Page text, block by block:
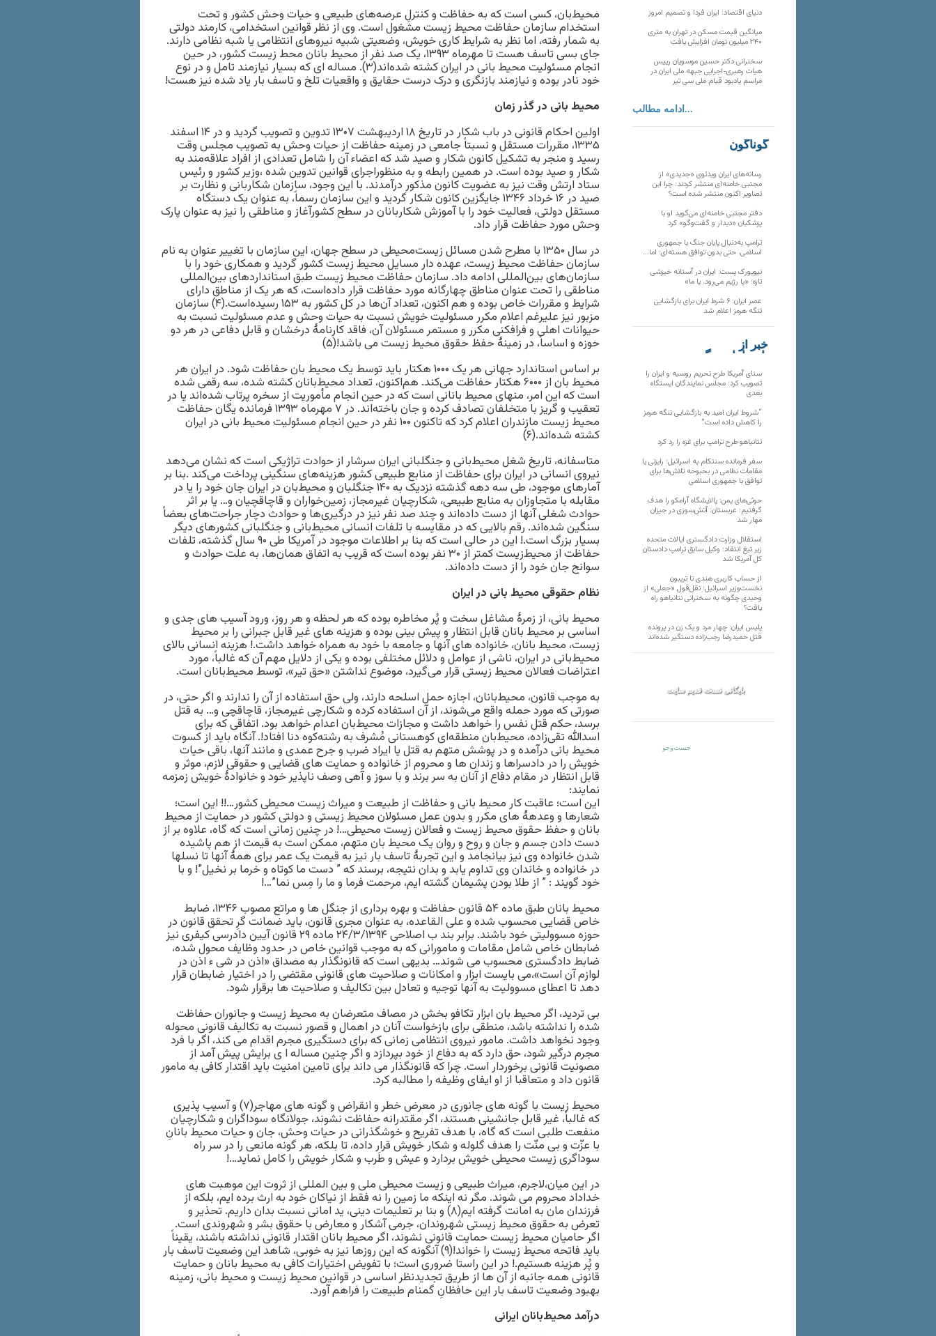
محیط‌بان، کسی است که به حفاظت و کنترلِ عرصه‌های طبیعی و حیات وحش کشور و تحت
استخدام سازمان حفاظت محیط زیست مشغول است. وی از نظر قوانین استخدامی، کارمند دولتی
به شمار رفته، اما نظر به شرایط کاری خویش، وضعیتی شبیه نیروهای انتظامی یا شبه نظامی دارند.
جای بسی تاسف هست تا مهرماه ۱۳۹۳، یک صد نفر از محیط بانان محط زیست کشور، در حین
انجام مسئولیت محیط بانی در ایران کشته شده‌اند(۳). مساله ای که بسیار نیازمند تامل و در نوع
خود نادر بوده و نیازمند بازنگری و درک درست حقایق و واقعیات تلخ و تاسف بار یاد شده نیز هست!
محیط بانی در گذر زمان
اولین احکام قانونی در باب شکار در تاریخ ۱۸ اردیبهشت ۱۳۰۷ تدوین و تصویب گردید و در ۱۴ اسفند
۱۳۳۵، مقررات مستقل و نسبتاً جامعی در زمینه حفاظت از حیات وحش به تصویب مجلس وقت
رسید و منجر به تشکیل کانون شکار و صید شد که اعضاء آن را شامل تعدادی از افراد علاقه‌مند به
شکار و صید بوده است. در همین رابطه و به منظوراجرای قوانین تدوین شده ،وزیر کشور و رئیس
ستاد ارتش وقت نیز به عضویت کانون مذکور درآمدند. با این وجود، سازمان شکاربانی و نظارت بر
صید در ۱۶ خرداد ۱۳۴۶ جایگزین کانون شکار گردید و این سازمان رسماً، به عنوان یک دستگاه
مستقل دولتی، فعالیت خود را با آموزش شکاربانان در سطح کشورآغاز و مناطقی را نیز به عنوان پارک
وحش مورد حفاظت قرار داد.
در سال ۱۳۵۰ با مطرح شدن مسائل زیست‌محیطی در سطح جهان، این سازمان با تغییر عنوان به نام
سازمان حفاظت محیط زیست، عهده دار مسایل محیط زیست کشور گردید و همکاری خود را با
سازمان‌های بین‌المللی ادامه داد. سازمان حفاظت محیط زیست طبق استانداردهای بین‌المللی
مناطقی را تحت عنوان مناطق چهارگانه مورد حفاظت قرار داده‌است، که هر یک از مناطق دارای
شرایط و مقررات خاص بوده و هم اکنون، تعداد آن‌ها در کل کشور به ۱۵۳ رسیده‌است.(۴) سازمان
مزبور نیز علیرغم اعلام مکرر مسئولیت خویش نسبت به حیات وحش و عدم مسئولیت نسبت به
حیوانات اهلی و فرافکنی مکرر و مستمر مسئولان آن، فاقد کارنامۀ درخشان و قابل دفاعی در هر دو
حوزه و اساساً، در زمینۀ حفظ حقوق محیط زیست می باشد!(۵)
بر اساس استاندارد جهانی هر یک ۱۰۰۰ هکتار باید توسط یک محیط بان حفاظت شود. در ایران هر
محیط بان از ۶۰۰۰ هکتار حفاظت می‌کند. هم‌اکنون، تعداد محیط‌بانان کشته شده، سه رقمی شده
است که این امر، منهای محیط بانانی است که در حین انجام مأموریت از سخره پرتاب شده‌اند یا در
تعقیب و گریز با متخلفان تصادف کرده و جان باخته‌اند. در ۷ مهرماه ۱۳۹۳ فرمانده یگان حفاظت
محیط زیست مازندران اعلام کرد که تاکنون ۱۰۰ نفر در حین انجام مسئولیت محیط بانی در ایران
کشته شده‌اند.(۶)
متاسفانه، تاریخ شغل محیط‌بانی و جنگلبانی ایران سرشار از حوادت تراژیکی است که نشان می‌دهد
نیروی انسانی در ایران برای حفاظت از منابع طبیعی کشور هزینه‌های سنگینی پرداخت می‌کند .بنا بر
آمارهای موجود، طی سه دهه گذشته نزدیک به ۱۴۰ جنگلبان و محیط‌بان در ایران جان خود را یا در
مقابله با متجاوزان به منابع طبیعی، شکارچیان غیر‌مجاز، زمین‌خواران و قاچاقچیان و… یا بر اثر
حوادث شغلی آنها از دست داده‌اند و چند صد نفر نیز در درگیری‌ها و حوادث دچار جراحت‌های بعضاً
سنگین شده‌اند. رقم بالایی که در مقایسه با تلفات انسانی محیط‌بانی و جنگلبانی کشورهای دیگر
بسیار بزرگ است.! این در حالی است که بنا بر اطلاعات موجود در آمریکا طی ۹۰ سال گذشته، تلفات
حفاظت از محیط‌زیست کمتر از ۳۰ نفر بوده است که قریب به اتفاق همان‌ها، به علت حوادث و
سوانح جان خود را از دست داده‌اند.
نظام حقوقی محیط بانی در ایران
محیط بانی، از زمرۀ مشاغل سخت و پُر مخاطره بوده که هر لحظه و هر روز، ورود آسیب های جدی و
اساسی بر محیط بانان قابل انتظار و پیش بینی بوده و هزینه های غیر قابل جبرانی را بر محیط
زیست، محیط بانان، خانواده های آنها و جامعه با خود به همراه خواهد داشت.! هزینه انسانی بالای
محیط‌بانی در ایران، ناشی از عوامل و دلائل مختلفی بوده و یکی از دلایل مهم آن که غالباً، مورد
اعتراضات فعالان محیط زیستی قرار می‌گیرد، موضوع نداشتن «حق تیر»، توسط محیط‌بانان است.
به موجب قانون، محیط‌بانان، اجازه حمل اسلحه دارند، ولی حق استفاده از آن را ندارند و اگر حتی، در
صورتی که مورد حمله واقع می‌شوند، از آن استفاده کرده و شکارچی غیرمجاز، قاچاقچی و… به قتل
برسد، حکم قتل نفس را خواهد داشت و مجازات محیط‌بان اعدام خواهد بود. اتفاقی که برای
اسدالله تقی‌زاده، محیط‌بان منطقه‌ای کوهستانی مُشرف به رشته‌کوه دنا افتاد!. آنگاه باید از کسوت
محیط بانی درآمده و در پوشش متهم به قتل یا ایراد ضرب و جرح عمدی و مانند آنها، باقی حیات
خویش را در دادسراها و زندان ها و محروم از خانواده و حمایت های قضایی و حقوقی لازم، موثر و
قابل انتظار در مقام دفاع از آنان به سر برند و با سوز و آهی وصف ناپذیر خود و خانوادۀ خویش زمزمه
نمایند:
این است؛ عاقبت کار محیط بانی و حفاظت از طبیعت و میراث زیست محیطی کشور…!! این است؛
شعارها و وعدهۀ های مکرر و بدون عمل مسئولان محیط زیستی و دولتی کشور در حمایت از محیط
بانان و حفظ حقوق محیط زیست و فعالان زیست محیطی…! در چنین زمانی است که گاه، علاوه بر از
دست دادن جسم و جان و روح و روان یک محیط بان متهم، ممکن است به قیمت از هم پاشیده
شدن خانواده وی نیز بیانجامد و این تجربۀ تاسف بار نیز به قیمت یک عمر برای همۀ آنها تا نسلها
در خانواده و خاندان وی تداوم یابد و بدان نتیجه، برسند که ” دست ما کوتاه و خرما بر نخیل”! و با
خود گویند : ” از طلا بودن پشیمان گشته ایم، مرحمت فرما و ما را مِس نما”…!
محیط بانان طبق ماده ۵۴ قانون حفاظت و بهره برداری از جنگل ها و مراتع مصوب ۱۳۴۶، ضابط
خاص قضایی محسوب شده و علی القاعده، به عنوان مجری قانون، باید ضمانت گرِ تحقق قانون در
حوزه مسوولیتی خود باشند. برابر بند ب اصلاحی ۲۴/۳/۱۳۹۴ ماده ۲۹ قانون آیین دادرسی کیفری نیز
ضابطان خاص شامل مقامات و مامورانی که به موجب قوانین خاص در حدود وظایف محول شده،
ضابط دادگستری محسوب می شوند… بدیهی است که قانونگذار به مصداق «اذن در شی ء اذن در
لوازم آن است»،می بایست ابزار و امکانات و صلاحیت های قانونی مقتضی را در اختیار ضابطان قرار
دهد تا اعطای مسوولیت به آنها توجیه و تعادل بین تکالیف و صلاحیت ها برقرار شود.
بی تردید، اگر محیط بان ابزار تکافو بخش در مصاف متعرضان به محیط زیست و جانوران حفاظت
شده را نداشته باشد، منطقی برای بازخواست آنان در اهمال و قصور نسبت به تکالیف قانونی محوله
وجود نخواهد داشت. مامور نیروی انتظامی زمانی که برای دستگیری مجرم اقدام می کند، اگر با فرد
مجرم درگیر شود، حق دارد که به دفاع از خود بپردازد و اگر چنین مساله ا ی برایش پیش آمد از
مصونیت قانونی برخوردار است. چرا که قانونگذار می داند برای تامین امنیت باید اقتدار کافی به مامور
قانون داد و متعاقبا از او ایفای وظیفه را مطالبه کرد.
محیط زیست با گونه های جانوری در معرض خطر و انقراض و گونه های مهاجر(۷) و آسیب پذیری
که غالباً، غیر قابل جانشینی هستند، اگر مقتدرانه حفاظت نشوند، جولانگاه سوداگران و شکارچیان
منفعت طلبی است که گاه، با هدف تفریح و خوشگذرانی در حیات وحش، جان و حیات محیط بانانِ
با عزّت و بی منّت را هدف گلوله و شکار خویش قرار داده، تا بلکه، هر گونه مانعی را در سر راه
سوداگری زیست محیطی خویش بردارد و عیش و طَرب و شکار خویش را کامل نماید…!
در این میان،لاجرم، میراث طبیعی و زیست محیطی ملی و بین المللی از ثروت این موهبت های
خداداد محروم می شوند. مگر نه اینکه ما زمین را نه فقط از نیاکان خود به ارث برده ایم، بلکه از
فرزندان مان به امانت گرفته ایم(۸) و بنا بر تعلیمات دینی، ید امانی نسبت بدان داریم. تحذیر و
تعرض به حقوق محیط زیستی شهروندان، جرمی آشکار و معارض با حقوق بشر و شهروندی است.
اگر حامیان محیط زیست حمایت قانونی نشوند، اگر محیط بانان اقتدار قانونی نداشته باشند، یقیناً
باید فاتحه محیط زیست را خواند!(۹) آنگونه که این روزها نیز به خوبی، شاهد این وضعیت تاسف بار
و پُر هزینه هستیم.! در این راستا ضروری است؛ با تفویض اختیارات کافی به محیط بانان و حمایت
قانونی همه جانبه از آن ها از طریق تجدیدنظر اساسی در قوانین محیط زیست و محیط بانی، زمینه
بهبود وضعیت تاسف بار این حافظانِ گمنام طبیعت را فراهم آورد.
درآمد محیط‌بانان ایرانی
دنیای اقتصاد: ایران فردا و تصمیم امروز
میانگین قیمت مسکن در تهران به متری
۲۴۰ میلیون تومان افزایش یافت
سخنرانی دکتر حسین موسویان رییس
هیات رهبری-اجرایی جبهه ملی ایران در
مراسم یادبود قیام ملی سی تیر
ادامه مطالب...
گوناگون
رسانه‌های ایران ویدئوی «جدیدی» از
مجتبی خامنه‌ای منتشر کردند؛ چرا این
تصاویر اکنون منتشر شده است؟
دفتر مجتبی خامنه‌ای می‌گوید او با
پزشکیان «دیدار و گفت‌وگو» کرد
ترامپ به‌دنبال پایان جنگ با جمهوری
اسلامی، حتی بدون توافق هسته‌ای؛ اما…
نیویورک پست: ایران در آستانه خیزشی
تازه؛ «یا رژیم می‌رود، یا ما»
عصر ایران: ۶ شرط ایران برای بازگشایی
تنگه هرمز اعلام شد
خبر از
تارنماهای دیگر
سنای آمریکا طرح تحریم روسیه و ایران را
تصویب کرد؛ مجلس نمایندگان ایستگاه
بعدی
“شروط ایران امید به بازگشایی تنگه هرمز
را کاهش داده است”‌
نتانیاهو طرح ترامپ برای غزه را رد کرد
سفر فرمانده سنتکام به اسرائیل؛ رایزنی با
مقامات نظامی در بحبوحه تلاش‌ها برای
توافق با جمهوری اسلامی
حوثی‌های یمن: پالایشگاه آرامکو را هدف
گرفتیم؛ عربستان: آتش‌سوزی در جیزان
مهار شد
استقلال وزارت دادگستری ایالات متحده
زیر تیغ انتقاد‌؛ وکیل سابق ترامپ دادستان
کل آمریکا شد
از حساب کاربری هندی تا تریبون
نخست‌وزیر اسرائیل؛ نقل‌قول «جعلی» از
وحیدی چگونه به سخنرانی نتانیاهو راه
یافت؟
پلیس ایران: چهار مرد و یک زن در پرونده
قتل حمیدرضا رجب‌زاده دستگیر شده‌اند
بایگانی نسخه قدیم سایت